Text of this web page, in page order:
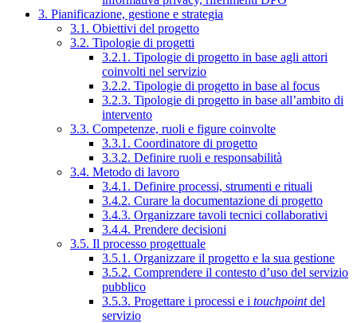
3. Pianificazione, gestione e strategia
3.1. Obiettivi del progetto
3.2. Tipologie di progetti
3.2.1. Tipologie di progetto in base agli attori
coinvolti nel servizio
3.2.2. Tipologie di progetto in base al focus
3.2.3. Tipologie di progetto in base all’ambito di
intervento
3.3. Competenze, ruoli e figure coinvolte
3.3.1. Coordinatore di progetto
3.3.2. Definire ruoli e responsabilità
3.4. Metodo di lavoro
3.4.1. Definire processi, strumenti e rituali
3.4.2. Curare la documentazione di progetto
3.4.3. Organizzare tavoli tecnici collaborativi
3.4.4. Prendere decisioni
3.5. Il processo progettuale
3.5.1. Organizzare il progetto e la sua gestione
3.5.2. Comprendere il contesto d’uso del servizio
pubblico
3.5.3. Progettare i processi e i touchpointdel
servizio